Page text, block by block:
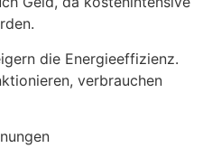
die Energieeffizienz.
verbrauchen